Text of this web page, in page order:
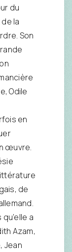
du
la
Son
Odile
en
œuvre.
de
a
Azam,
Jean